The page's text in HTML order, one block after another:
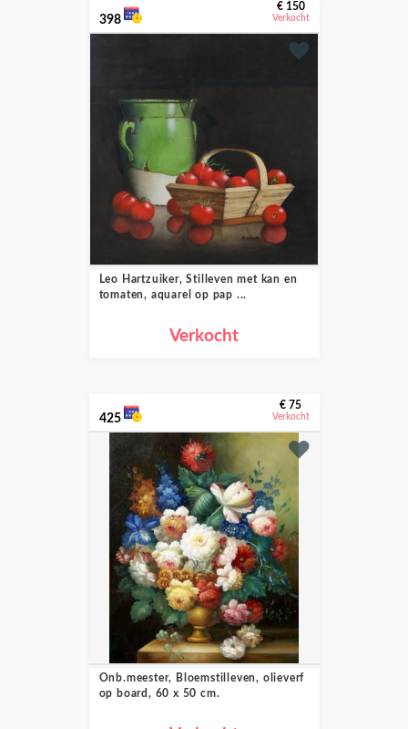
398
€ 150
Verkocht
Leo Hartzuiker, Stilleven met kan en
tomaten, aquarel op pap ...
Verkocht
425
€ 75
Verkocht
Onb.meester, Bloemstilleven, olieverf
op board, 60 x 50 cm.